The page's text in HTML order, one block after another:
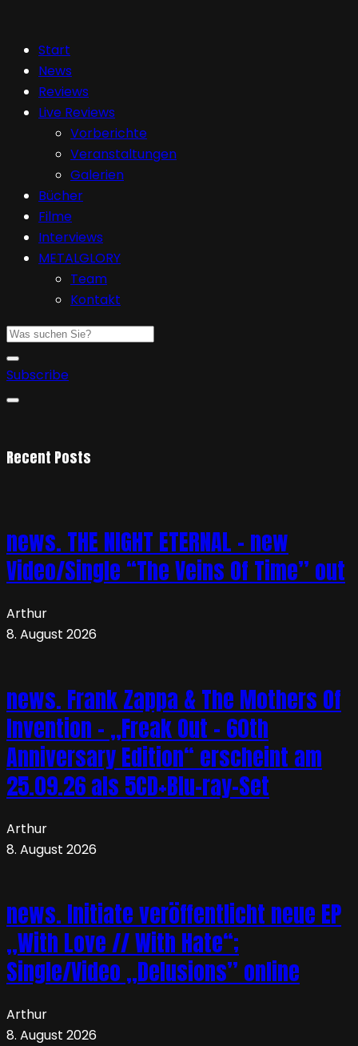
Start
News
Reviews
Live Reviews
Vorberichte
Veranstaltungen
Galerien
Bücher
Filme
Interviews
METALGLORY
Team
Kontakt
Subscribe
Recent Posts
news. THE NIGHT ETERNAL – new
Video/Single “The Veins Of Time” out
Arthur
8. August 2026
news. Frank Zappa & The Mothers Of
Invention – „Freak Out – 60th
Anniversary Edition“ erscheint am
25.09.26 als 5CD+Blu-ray-Set
Arthur
8. August 2026
news. Initiate veröffentlicht neue EP
„With Love // With Hate“;
Single/Video „Delusions” online
Arthur
8. August 2026